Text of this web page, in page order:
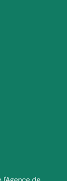
Pro
Twitter
sur Linkedin
nous sur Tiktok